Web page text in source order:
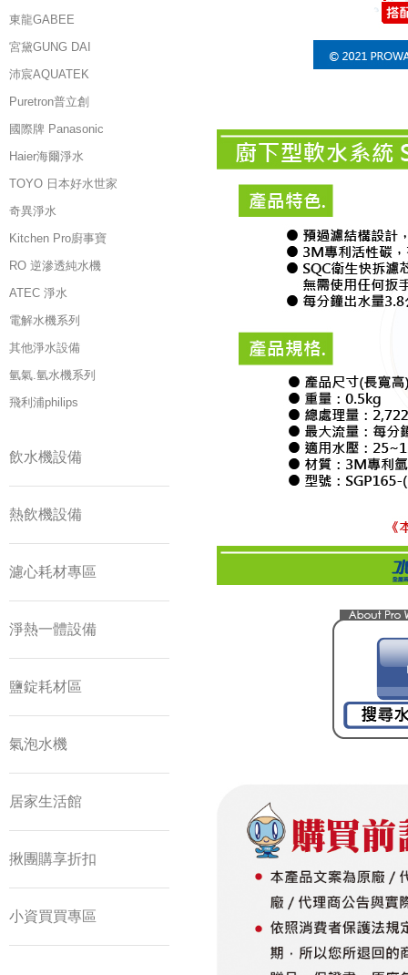
東龍GABEE
宮黛GUNG DAI
沛宸AQUATEK
Puretron普立創
國際牌 Panasonic
Haier海爾淨水
TOYO 日本好水世家
奇異淨水
Kitchen Pro廚事寶
RO 逆滲透純水機
ATEC 淨水
電解水機系列
其他淨水設備
氫氣.氫水機系列
飛利浦philips
飲水機設備
熱飲機設備
濾心耗材專區
淨熱一體設備
鹽錠耗材區
氣泡水機
居家生活館
揪團購享折扣
小資買買專區